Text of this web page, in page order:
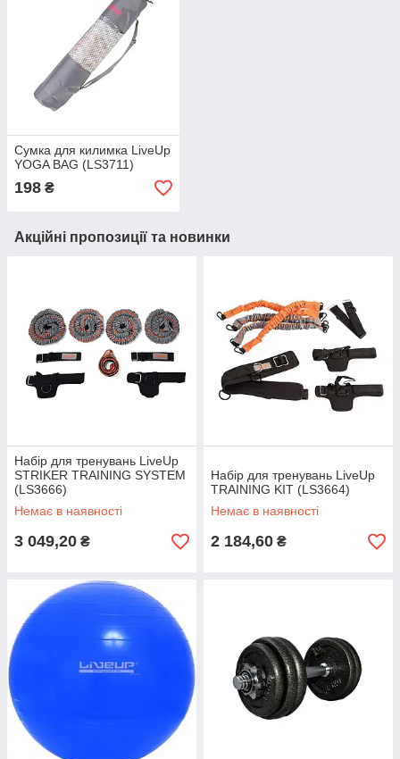
Сумка для килимка LiveUp
YOGA BAG (LS3711)
198 ₴
Акційні пропозиції та новинки
Набiр для тренувань LiveUp
STRIKER TRAINING SYSTEM
(LS3666)
Немає в наявності
3 049,20 ₴
Набір для тренувань LiveUp
TRAINING KIT (LS3664)
Немає в наявності
2 184,60 ₴